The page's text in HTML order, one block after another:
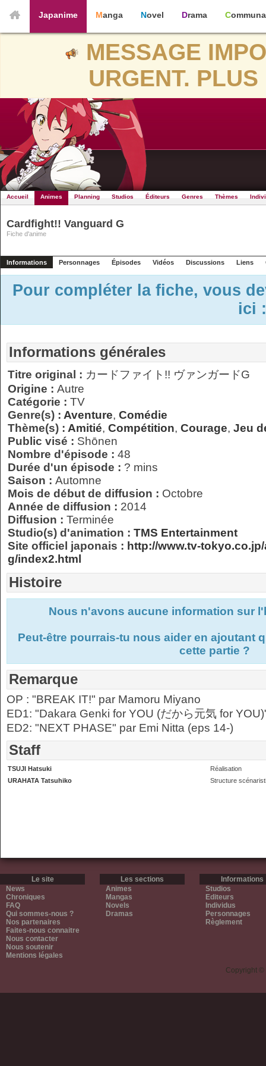
Japanime Manga Novel Drama
MESSAGE
URGENT.
Accueil Animes Planning Studios Éditeurs Genres Thèmes
Cardfight!! Vanguard G
Fiche d'anime
Informations Personnages Épisodes Vidéos Discussions Liens
Pour compléter la fiche, vous
ici
Informations générales
Titre original : カードファイト!! ヴァンガードG
Origine : Autre
Catégorie : TV
Genre(s) : Aventure, Comédie
Thème(s) : Amitié, Compétition, Courage, Jeu
Public visé : Shōnen
Nombre d'épisode : 48
Durée d'un épisode : ? mins
Saison : Automne
Mois de début de diffusion : Octobre
Année de diffusion : 2014
Diffusion : Terminée
Studio(s) d'animation : TMS Entertainment
Site officiel japonais : http://www.tv-
g/index2.html
Histoire
Nous n'avons aucune information sur
Peut-être pourrais-tu nous aider en ajoutant
cette partie ?
Remarque
OP : "BREAK IT!" par Mamoru Miyano
ED1: "Dakara Genki for YOU (だから元気 for
ED2: "NEXT PHASE" par Emi Nitta (eps 14-)
Staff
TSUJI Hatsuki
Réalisation
URAHATA Tatsuhiko
Structure
Le site
News
Chroniques
FAQ
Qui sommes-nous ?
Nos partenaires
Faites-nous connaitre
Nous contacter
Nous soutenir
Mentions légales
Les sections
Animes
Mangas
Novels
Dramas
Informations
Studios
Editeurs
Individus
Personnages
Règlement
Copyright ©